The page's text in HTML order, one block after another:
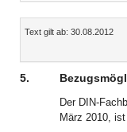
Inhalt
Text gilt ab: 30.08.2012
5.
Der DIN-
März 2010,